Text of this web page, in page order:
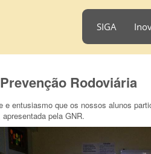
SIGA
Rodoviária
e entusiasmo que os nossos alunos
pela GNR.